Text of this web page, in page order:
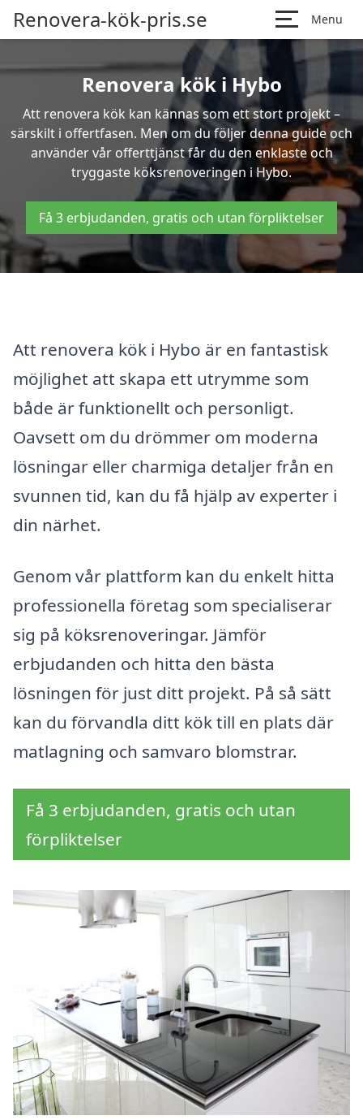
Renovera-kök-pris.se Menu
Renovera kök i Hybo
Att renovera kök kan kännas som ett stort projekt –
särskilt i offertfasen. Men om du följer denna guide och
använder vår offerttjänst får du den enklaste och
tryggaste köksrenoveringen i Hybo.
Få 3 erbjudanden, gratis och utan förpliktelser
Att renovera kök i Hybo är en fantastisk
möjlighet att skapa ett utrymme som
både är funktionellt och personligt.
Oavsett om du drömmer om moderna
lösningar eller charmiga detaljer från en
svunnen tid, kan du få hjälp av experter i
din närhet.
Genom vår plattform kan du enkelt hitta
professionella företag som specialiserar
sig på köksrenoveringar. Jämför
erbjudanden och hitta den bästa
lösningen för just ditt projekt. På så sätt
kan du förvandla ditt kök till en plats där
matlagning och samvaro blomstrar.
Få 3 erbjudanden, gratis och utan
förpliktelser